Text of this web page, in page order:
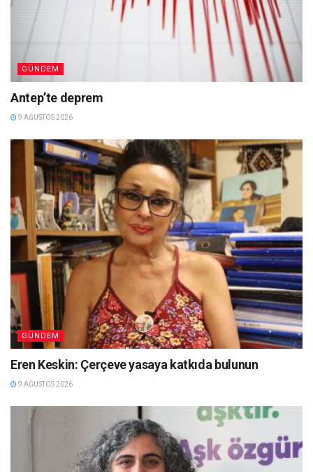
GÜNDEM
Antep’te deprem
9 AĞUSTOS 2026
GÜNDEM
Eren Keskin: Çerçeve yasaya katkıda bulunun
9 AĞUSTOS 2026